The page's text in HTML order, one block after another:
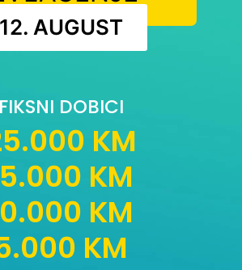
12. AUGUST
FIKSNI DOBICI
KM
KM
KM
KM